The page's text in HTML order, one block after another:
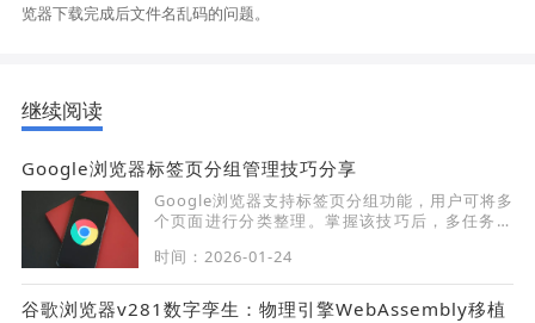
览器下载完成后文件名乱码的问题。
继续阅读
Google浏览器标签页分组管理技巧分享
Google浏览器支持标签页分组功能，用户可将多
个页面进行分类整理。掌握该技巧后，多任务处
景使用。
时间：2026-01-24
谷歌浏览器v281数字孪生：物理引擎WebAssembly移植